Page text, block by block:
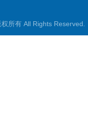
权所有 All Rights